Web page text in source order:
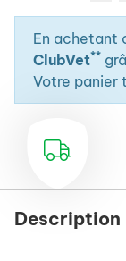
En achetant
ClubVet**
Votre panier
Description